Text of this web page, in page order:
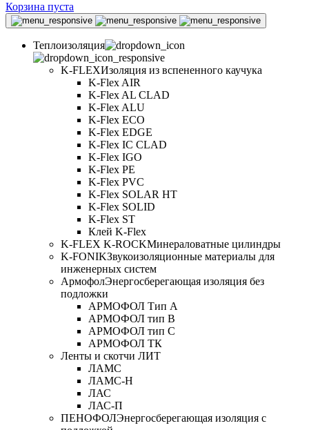
Корзина пуста
Теплоизоляция
K-FLEXИзоляция из вспененного каучука
K-Flex AIR
K-Flex AL CLAD
K-Flex ALU
K-Flex ECO
K-Flex EDGE
K-Flex IC CLAD
K-Flex IGO
K-Flex PE
K-Flex PVC
K-Flex SOLAR HT
K-Flex SOLID
K-Flex ST
Клей K-Flex
K-FLEX K-ROCKМинераловатные цилиндры
K-FONIKЗвукоизоляционные материалы для
инженерных систем
АрмофолЭнергосберегающая изоляция без
подложки
АРМОФОЛ Тип А
АРМОФОЛ тип В
АРМОФОЛ тип C
АРМОФОЛ ТК
Ленты и скотчи ЛИТ
ЛАМС
ЛАМС-Н
ЛАС
ЛАС-П
ПЕНОФОЛЭнергосберегающая изоляция с